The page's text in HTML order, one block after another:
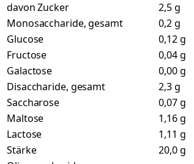
davon Zucker
2,5 g
Monosaccharide, gesamt
0,2 g
Glucose
0,12 g
Fructose
0,04 g
Galactose
0,00 g
Disaccharide, gesamt
2,3 g
Saccharose
0,07 g
Maltose
1,16 g
Lactose
1,11 g
Stärke
20,0 g